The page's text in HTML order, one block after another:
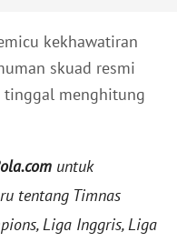
kekhawatiran
skuad resmi
tinggal menghitung
untuk
tentang Timnas
Liga Inggris, Liga